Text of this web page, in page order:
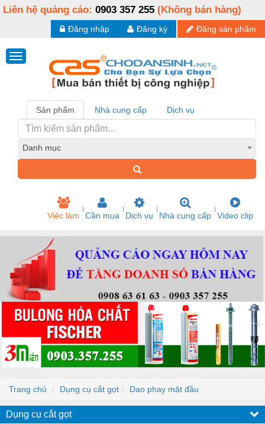
Liên hệ quảng cáo: 0903 357 255 (Không bán hàng)
Đăng sản phẩm
Đăng ký
Đăng nhập
Sản phẩm Nhà cung cấp Dịch vụ
Danh mục
Việc làm Cần mua Dịch vụ Nhà cung cấp Video clip
Trang chủ Dụng cụ cắt gọt Dao phay mặt đầu
Dụng cụ cắt gọt